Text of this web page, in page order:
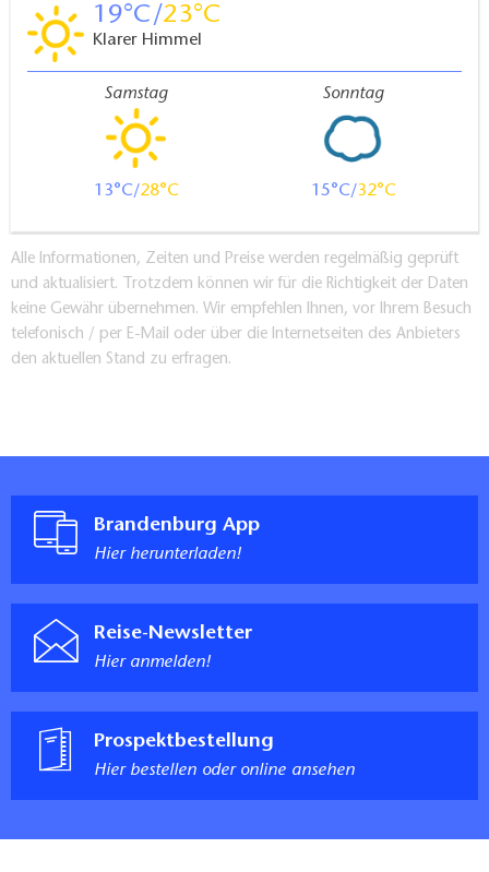
19 23
Klarer Himmel
Samstag
13 28
Sonntag
15 32
Alle Informationen, Zeiten und Preise werden regelmäßig geprüft
und aktualisiert. Trotzdem können wir für die Richtigkeit der Daten
keine Gewähr übernehmen. Wir empfehlen Ihnen, vor Ihrem Besuch
telefonisch / per E-Mail oder über die Internetseiten des Anbieters
den aktuellen Stand zu erfragen.
Brandenburg App
Hier herunterladen!
Reise-Newsletter
Hier anmelden!
Prospektbestellung
Hier bestellen oder online ansehen